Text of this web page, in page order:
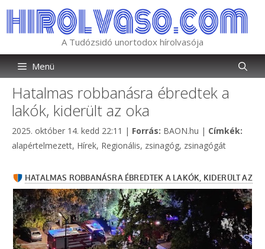
tartalomba
A Tudózsidó unortodox hírolvasója
Menü
Hatalmas robbanásra ébredtek a
lakók, kiderült az oka
2025. október 14. kedd 22:11 | Forrás: Kategória
BAON.hu | Címkék:
alapértelmezett, Hírek, Regionális, zsinagóg, zsinagógát